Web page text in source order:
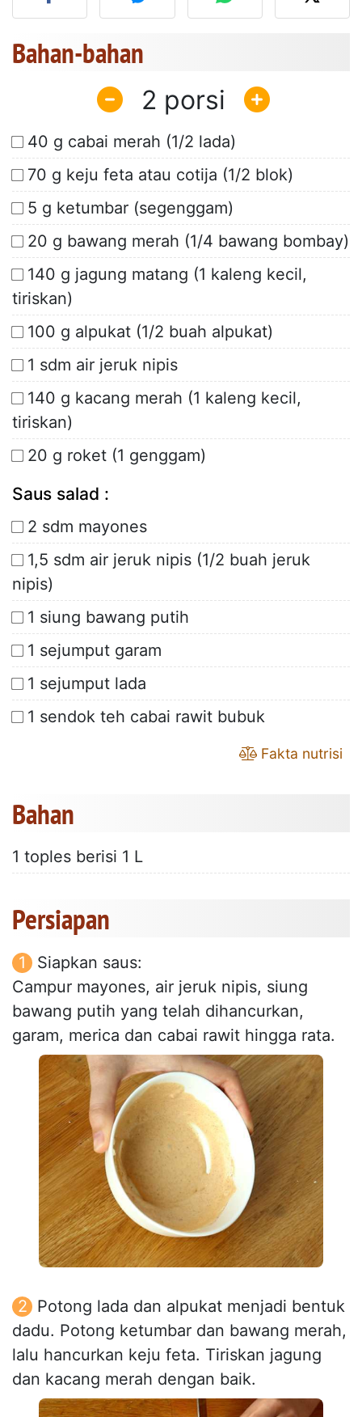
Bahan-bahan
2
40 g cabai merah (1/2 lada)
70 g keju feta atau cotija (1/2 blok)
5 g ketumbar (segenggam)
20 g bawang merah (1/4 bawang bombay)
140 g jagung matang (1 kaleng kecil,
tiriskan)
100 g alpukat (1/2 buah alpukat)
1 sdm air jeruk nipis
140 g kacang merah (1 kaleng kecil,
tiriskan)
20 g roket (1 genggam)
Saus salad :
2 sdm mayones
1,5 sdm air jeruk nipis (1/2 buah jeruk
nipis)
1 siung bawang putih
1 sejumput garam
1 sejumput lada
1 sendok teh cabai rawit bubuk
Fakta nutrisi
Bahan
1 toples berisi 1 L
Persiapan
Siapkan saus:
Campur mayones, air jeruk nipis, siung
bawang putih yang telah dihancurkan,
garam, merica dan cabai rawit hingga rata.
Potong lada dan alpukat menjadi bentuk
dadu. Potong ketumbar dan bawang merah,
lalu hancurkan keju feta. Tiriskan jagung
dan kacang merah dengan baik.